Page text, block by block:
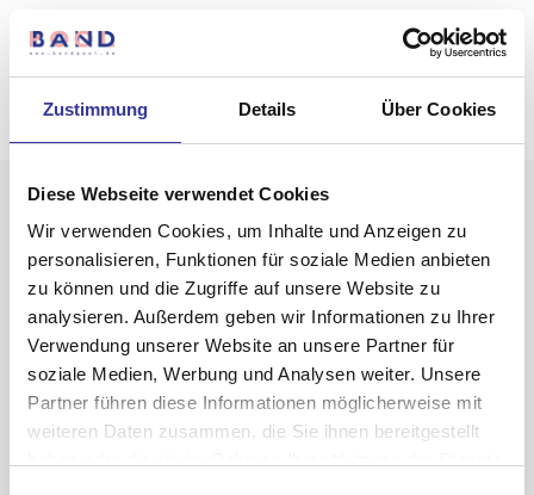
Zustimmung Details Über Cookies
Diese Webseite verwendet Cookies
Wir verwenden Cookies, um Inhalte und Anzeigen zu
personalisieren, Funktionen für soziale Medien anbieten
zu können und die Zugriffe auf unsere Website zu
analysieren. Außerdem geben wir Informationen zu Ihrer
Verwendung unserer Website an unsere Partner für
soziale Medien, Werbung und Analysen weiter. Unsere
Partner führen diese Informationen möglicherweise mit
weiteren Daten zusammen, die Sie ihnen bereitgestellt
Sizarr